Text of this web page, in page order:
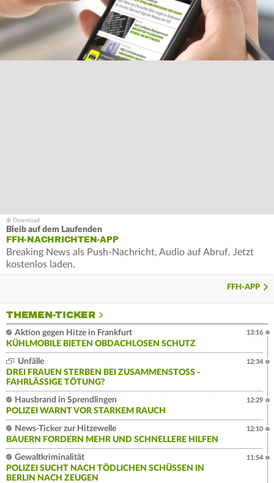
Bleib auf dem Laufenden
FFH-NACHRICHTEN-APP
Breaking News als Push-Nachricht, Audio auf Abruf. Jetzt
kostenlos laden.
FFH-APP
THEMEN-TICKER
Aktion gegen Hitze in Frankfurt
KÜHLMOBILE BIETEN OBDACHLOSEN SCHUTZ
13:16
Unfälle
DREI FRAUEN STERBEN BEI ZUSAMMENSTOSS - F
AHRLÄSSIGE TÖTUNG?
12:34
Hausbrand in Sprendlingen
POLIZEI WARNT VOR STARKEM RAUCH
12:29
News-Ticker zur Hitzewelle
BAUERN FORDERN MEHR UND SCHNELLERE HILFEN
12:10
Gewaltkriminalität
POLIZEI SUCHT NACH TÖDLICHEN SCHÜSSEN IN
BERLIN NACH ZEUGEN
11:54